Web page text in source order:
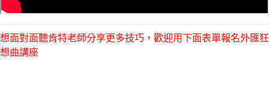
想面對面聽肯特老師分享更多技巧，歡迎用下面表單報名外匯狂
想曲講座